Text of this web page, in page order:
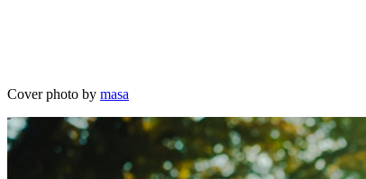
Cover photo by masa